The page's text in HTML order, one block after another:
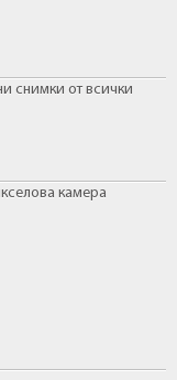
снимки от всички
камера